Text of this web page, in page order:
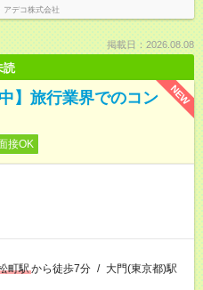
アデコ株式会社
掲載日：2026.08.08
読
NEW
】旅行業界でのコン
接OK
町駅から徒歩7分 / 大門(東京都)駅